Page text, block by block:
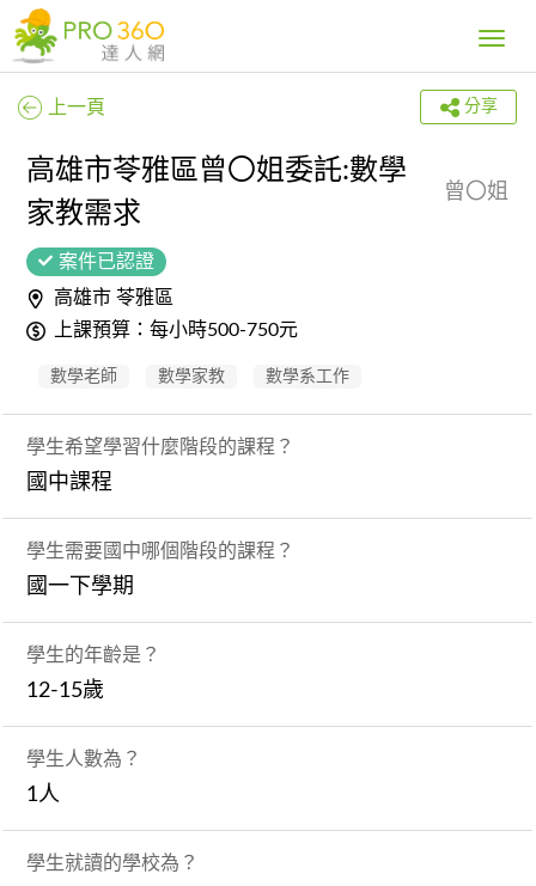
Toggle
上一頁 分享
高雄市苓雅區曾〇姐委託:數學
家教需求
曾〇姐
案件已認證
高雄市 苓雅區
上課預算：每小時500-750元
數學老師 數學家教 數學系工作
學生希望學習什麼階段的課程？
國中課程
學生需要國中哪個階段的課程？
國一下學期
學生的年齡是？
12-15歲
學生人數為？
1人
學生就讀的學校為？